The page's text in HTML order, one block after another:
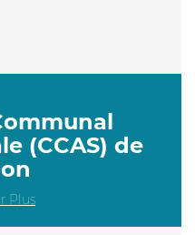
(CCAS) de
Plus